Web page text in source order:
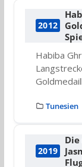
2012
Habiba
Tunesien
2019